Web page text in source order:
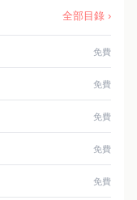
全部目錄 ›
免費
免費
免費
免費
免費